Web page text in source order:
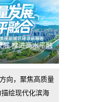
展 推进高水平融
向，聚焦高质量
绘现代化滨海